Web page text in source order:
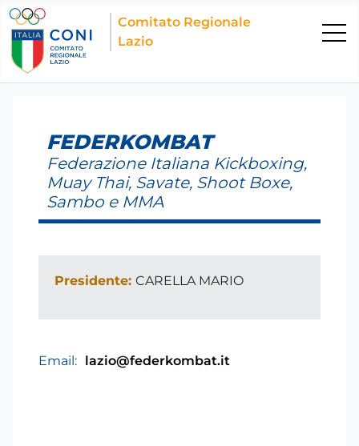
Comitato Regionale
Lazio
FEDERKOMBAT
Federazione Italiana Kickboxing,
Muay Thai, Savate, Shoot Boxe,
Sambo e MMA
Presidente: CARELLA MARIO
Email: lazio@federkombat.it